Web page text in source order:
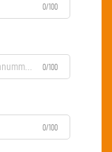
0/100
0/100
0/100